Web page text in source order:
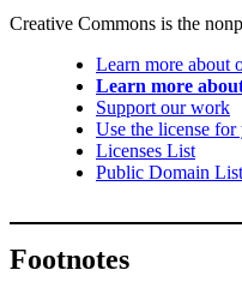
Creative Commons is the
Learn more about
Learn more
Support our work
Use the license
Licenses List
Public Domain List
Footnotes